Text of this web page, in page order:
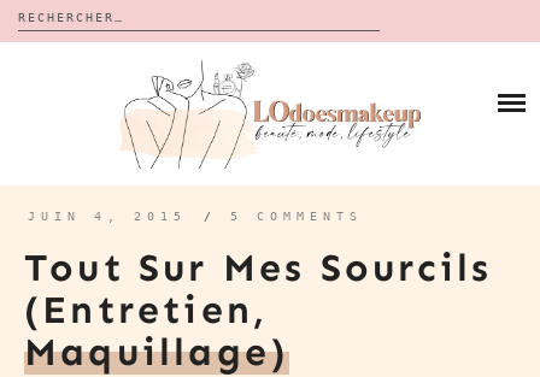
Rechercher :
CALENDRIERS DE L’AVENT
BON PLAN
À PROPOS
CONTACT
JUIN 4, 2015 / 5 COMMENTS
Tout Sur Mes Sourcils
(entretien,
Maquillage)